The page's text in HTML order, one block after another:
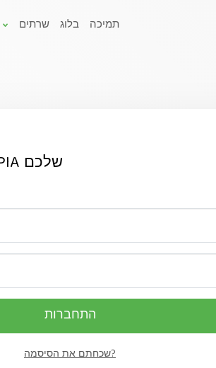
שרתים בלוג תמיכה
תתחברו לחשבון ה-PIA שלכם
התחברות
שכחתם את הסיסמה?